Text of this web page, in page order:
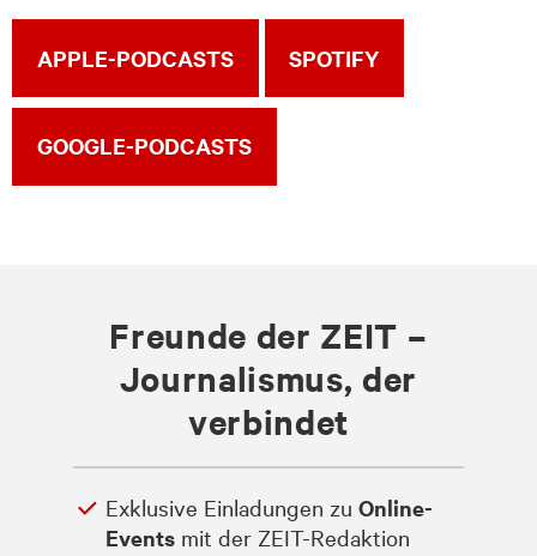
APPLE-PODCASTS SPOTIFY
GOOGLE-PODCASTS
Freunde der ZEIT –
Journalismus, der
verbindet
Exklusive Einladungen zu Online-
Eventsmit der ZEIT-Redaktion